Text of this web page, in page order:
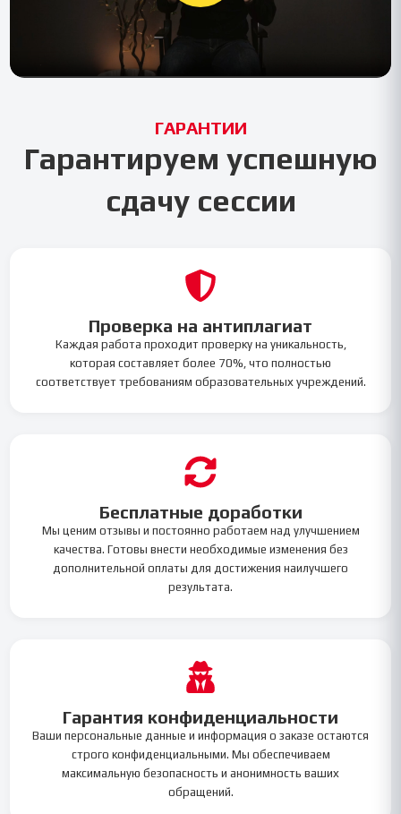
ГАРАНТИИ
Гарантируем успешную
сдачу сессии
Проверка на антиплагиат
Каждая работа проходит проверку на уникальность,
которая составляет более 70%, что полностью
соответствует требованиям образовательных учреждений.
Бесплатные доработки
Мы ценим отзывы и постоянно работаем над улучшением
качества. Готовы внести необходимые изменения без
дополнительной оплаты для достижения наилучшего
результата.
Гарантия конфиденциальности
Ваши персональные данные и информация о заказе остаются
строго конфиденциальными. Мы обеспечиваем
максимальную безопасность и анонимность ваших
обращений.